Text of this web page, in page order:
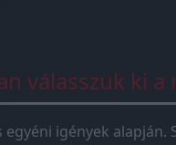
válasszuk ki
igények